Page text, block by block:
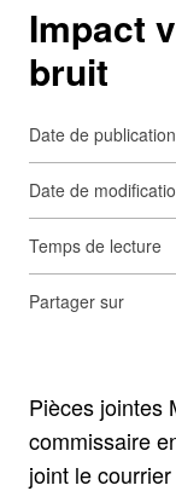
Impact
bruit
Date de publication
Date de
Temps de lecture
Partager sur
Pièces jointes
commissaire
joint le